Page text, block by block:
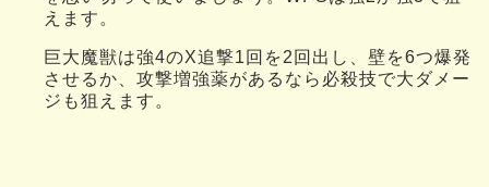
えます。
巨大魔獣は強4のX追撃1回を2回出し、壁を6つ爆発
させるか、攻撃増強薬があるなら必殺技で大ダメー
ジも狙えます。